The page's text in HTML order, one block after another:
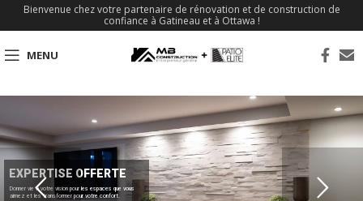
Bienvenue chez votre partenaire de rénovation et de construction de
confiance à Gatineau et à Ottawa !
MENU
EXPERTISE OFFERTE
Donner vie à votre vision pour les espaces que vous
aimez et les transformer pour votre confort.